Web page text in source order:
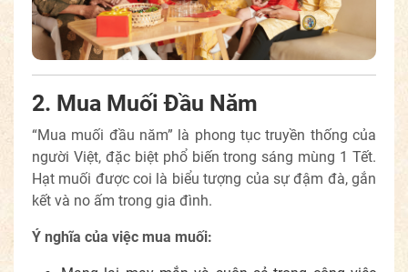
2. Mua Muối Đầu Năm
“Mua muối đầu năm” là phong tục truyền thống của
người Việt, đặc biệt phổ biến trong sáng mùng 1 Tết.
Hạt muối được coi là biểu tượng của sự đậm đà, gắn
kết và no ấm trong gia đình.
Ý nghĩa của việc mua muối: